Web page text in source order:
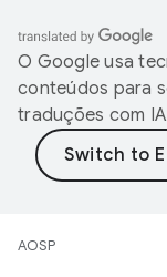
O Google usa
conteúdos para
traduções com
AOSP